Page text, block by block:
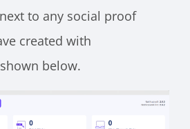
next to any social proof
created with
below.